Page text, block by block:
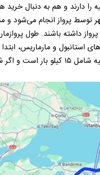
دارند و هم به دنبال
توسط پرواز انجام می‌شود
داشته باشند. طول
و مارماریس،
از استانبول دیدن کنند چون، همان طور که